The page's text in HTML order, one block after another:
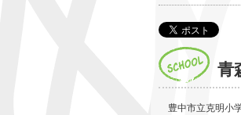
青
豊中市立克明小